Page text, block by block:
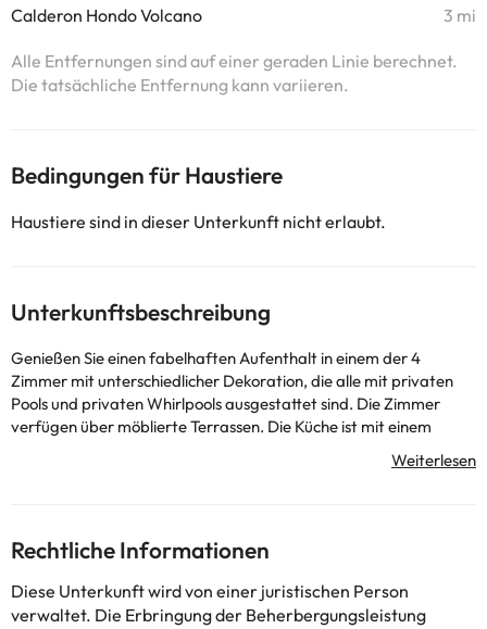
Calderon Hondo Volcano 3 mi
Alle Entfernungen sind auf einer geraden Linie berechnet.
Die tatsächliche Entfernung kann variieren.
Bedingungen für Haustiere
Haustiere sind in dieser Unterkunft nicht erlaubt.
Unterkunftsbeschreibung
Genießen Sie einen fabelhaften Aufenthalt in einem der 4
Zimmer mit unterschiedlicher Dekoration, die alle mit privaten
Pools und privaten Whirlpools ausgestattet sind. Die Zimmer
verfügen über möblierte Terrassen. Die Küche ist mit einem
ausgestattet. Die kostenlose Wi-Fi-Internetverbindung
Kabelkanälen unterhalten.Villas Veaco Bahia Azul serviert
köstliche Mahlzeiten im Restaurante Bahiazul.You wird chemische
Reinigung oder Wäscherei, mehrsprachiger Service und
Wäscherei zu Ihrer Verfügung haben. Parkplätze stehen in
Rechtliche Informationen
Diese Unterkunft wird von einer juristischen Person
verwaltet. Die Erbringung der Beherbergungsleistung